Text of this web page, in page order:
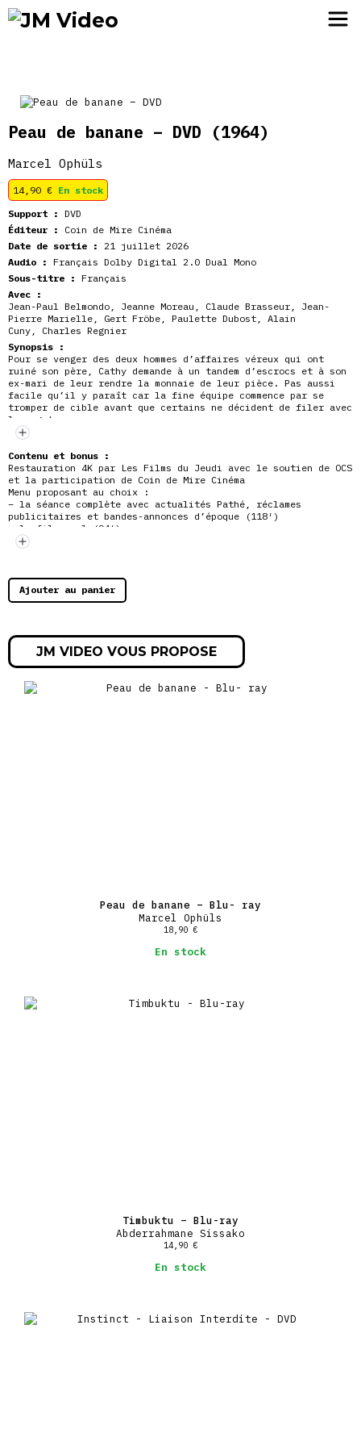
Peau de banane – DVD (1964)
Marcel Ophüls
14,90 € En stock
Support : DVD
Éditeur :
Coin de Mire Cinéma
Date de sortie :
21 juillet 2026
Audio : Français Dolby Digital 2.0 Dual Mono
Sous-titre : Français
Avec :
Jean-Paul Belmondo , Jeanne Moreau , Claude Brasseur , Jean-
Pierre Marielle , Gert Fröbe , Paulette Dubost , Alain
Cuny , Charles Regnier
Synopsis :
Pour se venger des deux hommes d’affaires véreux qui ont
ruiné son père, Cathy demande à un tandem d’escrocs et à son
ex-mari de leur rendre la monnaie de leur pièce. Pas aussi
facile qu’il y paraît car la fine équipe commence par se
tromper de cible avant que certains ne décident de filer avec
le magot…
Contenu et bonus :
Restauration 4K par Les Films du Jeudi avec le soutien de OCS
et la participation de Coin de Mire Cinéma
Menu proposant au choix :
– la séance complète avec actualités Pathé, réclames
publicitaires et bandes-annonces d’époque (118′)
– le film seul (94′)
Journal d’actualités cinématographies d’époque
Réclames publicitaires d’époque
« Du rififi en camargue » : Document de Julien Comelli
Interviews de Jean-Paul Belmondo
Ajouter au panier
JM VIDEO VOUS PROPOSE
Peau de banane – Blu- ray
Marcel Ophüls
18,90 €
En stock
Timbuktu – Blu-ray
Abderrahmane Sissako
14,90 €
En stock